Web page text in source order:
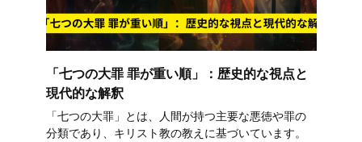
「七つの大罪 罪が重い順」：歴史的な視点と
現代的な解釈
「七つの大罪」とは、人間が持つ主要な悪徳や罪の
分類であり、キリスト教の教えに基づいています。